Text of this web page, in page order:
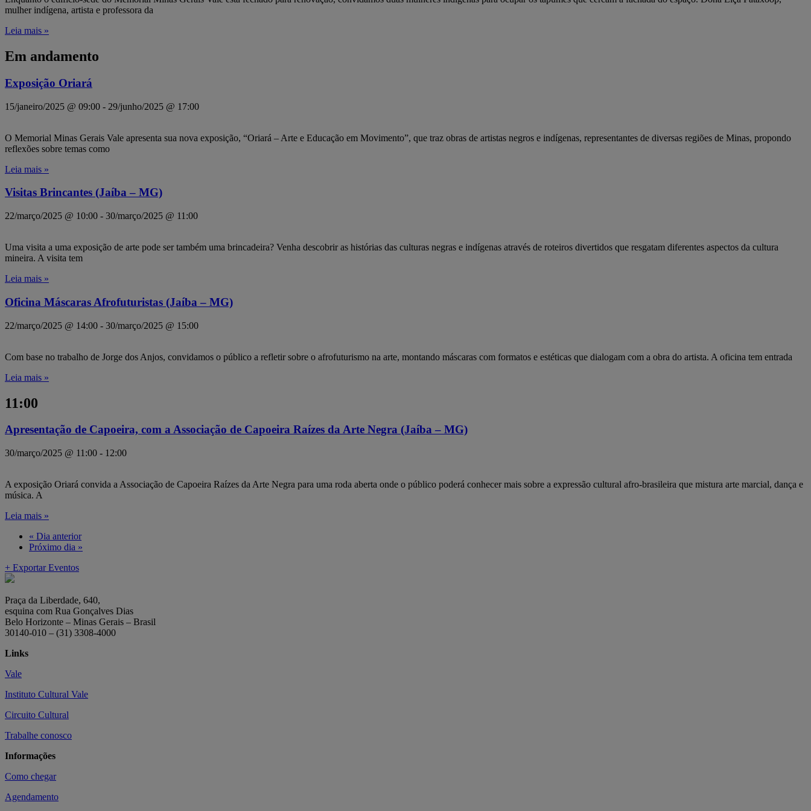
mulher indígena, artista e professora da
Leia mais »
Em andamento
Exposição Oriará
15/janeiro/2025 @ 09:00 - 29/junho/2025 @ 17:00
O Memorial Minas Gerais Vale apresenta sua nova exposição, “Oriará – Arte e Educação em Movimento”, que traz obras de artistas negros e indígenas, representantes de diversas regiões de Minas, propondo
reflexões sobre temas como
Leia mais »
Visitas Brincantes (Jaíba – MG)
22/março/2025 @ 10:00 - 30/março/2025 @ 11:00
Uma visita a uma exposição de arte pode ser também uma brincadeira? Venha descobrir as histórias das culturas negras e indígenas através de roteiros divertidos que resgatam diferentes aspectos da cultura
mineira. A visita tem
Leia mais »
Oficina Máscaras Afrofuturistas (Jaíba – MG)
22/março/2025 @ 14:00 - 30/março/2025 @ 15:00
Com base no trabalho de Jorge dos Anjos, convidamos o público a refletir sobre o afrofuturismo na arte, montando máscaras com formatos e estéticas que dialogam com a obra do artista. A oficina tem entrada
Leia mais »
11:00
Apresentação de Capoeira, com a Associação de Capoeira Raízes da Arte Negra (Jaíba – MG)
30/março/2025 @ 11:00 - 12:00
A exposição Oriará convida a Associação de Capoeira Raízes da Arte Negra para uma roda aberta onde o público poderá conhecer mais sobre a expressão cultural afro-brasileira que mistura arte marcial, dança e
música. A
Leia mais »
« Dia anterior
Próximo dia »
+ Exportar Eventos
Praça da Liberdade, 640,
esquina com Rua Gonçalves Dias
Belo Horizonte – Minas Gerais – Brasil
30140-010 – (31) 3308-4000
Links
Vale
Instituto Cultural Vale
Circuito Cultural
Trabalhe conosco
Informações
Como chegar
Agendamento